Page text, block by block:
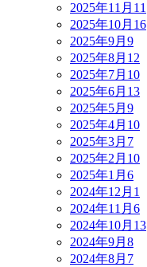
2025年11月 11
2025年10月 16
2025年9月 9
2025年8月 12
2025年7月 10
2025年6月 13
2025年5月 9
2025年4月 10
2025年3月 7
2025年2月 10
2025年1月 6
2024年12月 1
2024年11月 6
2024年10月 13
2024年9月 8
2024年8月 7